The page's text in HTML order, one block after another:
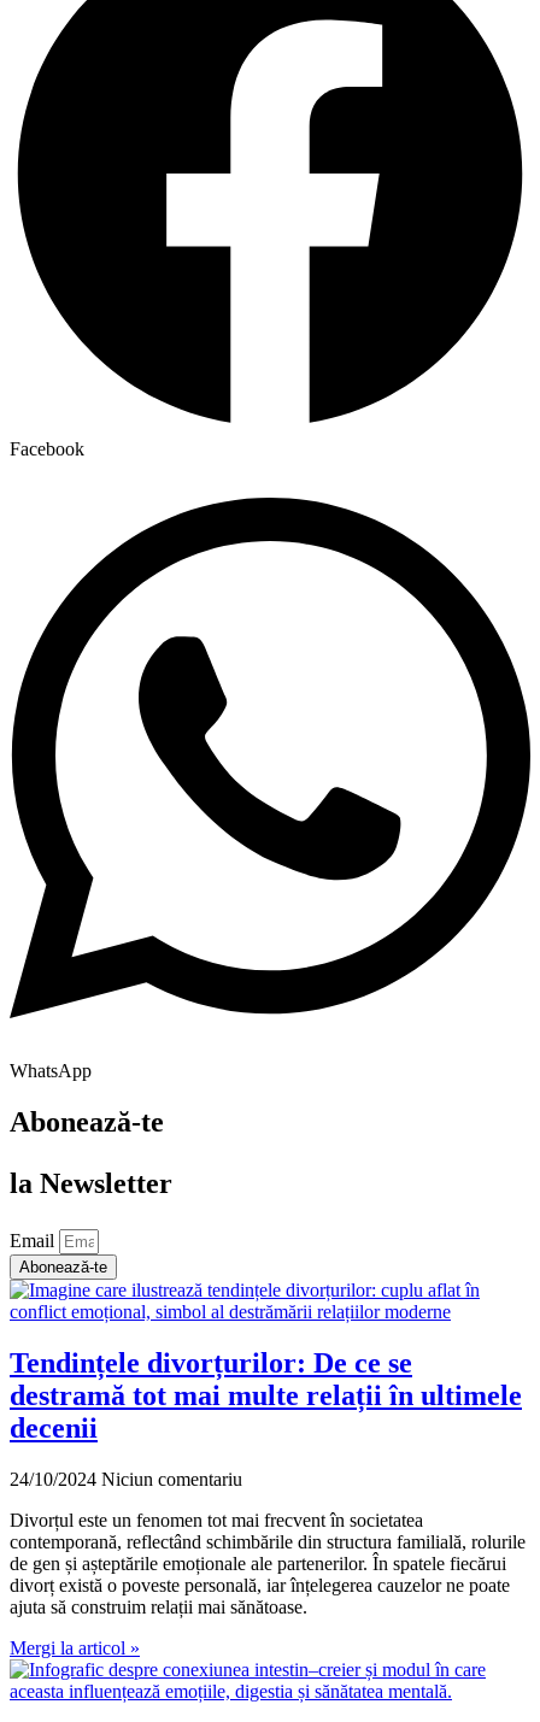
Facebook
WhatsApp
Abonează-te
la Newsletter
Email
Abonează-te
Tendințele divorțurilor: De ce se
destramă tot mai multe relații în ultimele
decenii
24/10/2024 Niciun comentariu
Divorțul este un fenomen tot mai frecvent în societatea
contemporană, reflectând schimbările din structura familială, rolurile
de gen și așteptările emoționale ale partenerilor. În spatele fiecărui
divorț există o poveste personală, iar înțelegerea cauzelor ne poate
ajuta să construim relații mai sănătoase.
Mergi la articol »